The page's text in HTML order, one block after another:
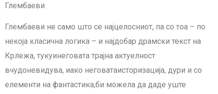
Глембаеви
Глембаеви не само што се најцелосниот, па со тоа – по
некоја класична логика – и најдобар драмски текст на
Крлежа, тукуинеговата трајна актуелност
вчудоневидува, иако неговатаисторизација, дури и со
елементи на фантастика,би можела да даде уште